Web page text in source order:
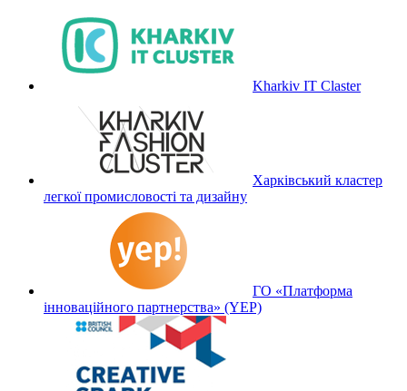
Kharkiv IT Claster
Харківський кластер
легкої промисловості та дизайну
ГО «Платформа
інноваційного партнерства» (YEP)